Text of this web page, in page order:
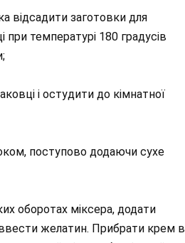
відсадити заготовки для
при температурі 180 градусів
і остудити до кімнатної
поступово додаючи сухе
оборотах міксера, додати
желатин. Прибрати крем в